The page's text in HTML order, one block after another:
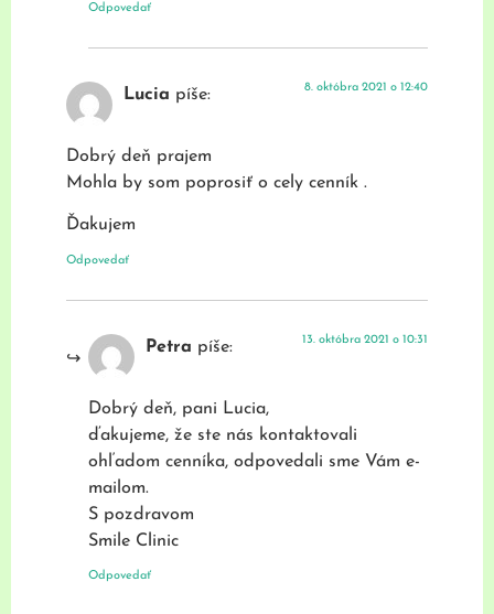
Odpovedať
Lucia píše: 8. októbra 2021 o 12:40
Dobrý deň prajem
Mohla by som poprosiť o cely cenník .
Ďakujem
Odpovedať
Petra píše: 13. októbra 2021 o 10:31
Dobrý deň, pani Lucia,
ďakujeme, že ste nás kontaktovali
ohľadom cenníka, odpovedali sme Vám e-
mailom.
S pozdravom
Smile Clinic
Odpovedať